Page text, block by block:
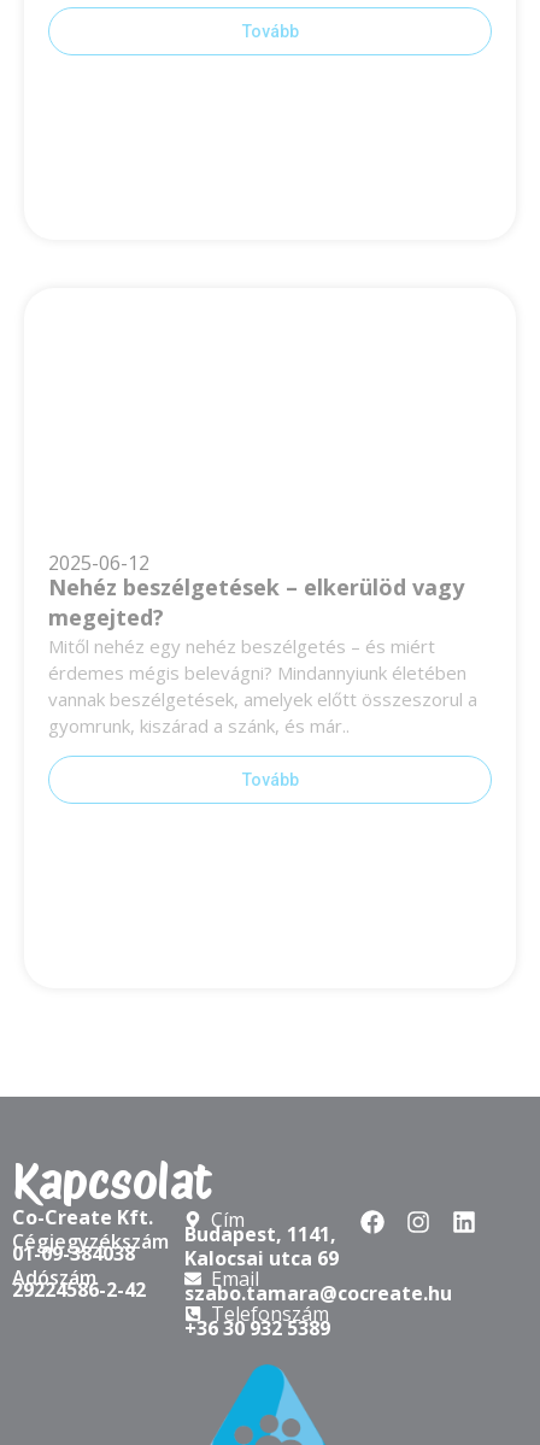
Tovább
2025-06-12
Nehéz beszélgetések – elkerülöd vagy
megejted?
Mitől nehéz egy nehéz beszélgetés – és miért
érdemes mégis belevágni? Mindannyiunk életében
vannak beszélgetések, amelyek előtt összeszorul a
gyomrunk, kiszárad a szánk, és már..
Tovább
Kapcsolat
Co-Create Kft.
Cégjegyzékszám
01-09-384038
Adószám
29224586-2-42
Cím
Budapest, 1141,
Kalocsai utca 69
Email
szabo.tamara@cocreate.hu
Telefonszám
+36 30 932 5389